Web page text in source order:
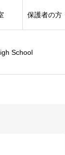
School
保護者の方